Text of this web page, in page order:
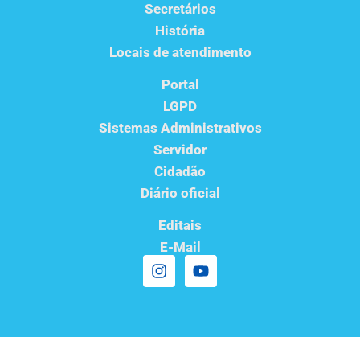
Secretários
História
Locais de atendimento
Portal
LGPD
Sistemas Administrativos
Servidor
Cidadão
Diário oficial
Editais
E-Mail